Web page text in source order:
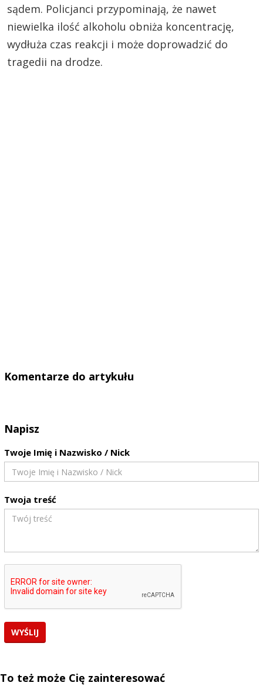
sądem. Policjanci przypominają, że nawet
niewielka ilość alkoholu obniża koncentrację,
wydłuża czas reakcji i może doprowadzić do
tragedii na drodze.
Komentarze do artykułu
Napisz
Twoje Imię i Nazwisko / Nick
Twoja treść
To też może Cię zainteresować